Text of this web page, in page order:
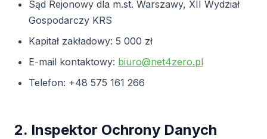
Sąd Rejonowy dla m.st. Warszawy, XII Wydział
Gospodarczy KRS
Kapitał zakładowy: 5 000 zł
E-mail kontaktowy: biuro@net4zero.pl
Telefon: +48 575 161 266
2. Inspektor Ochrony Danych